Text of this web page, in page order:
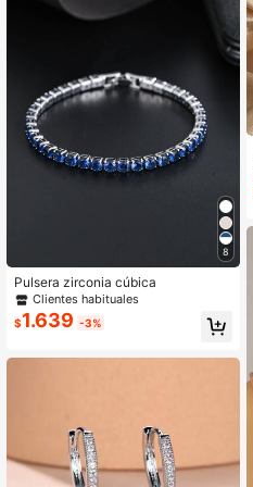
8
Pulsera zirconia cúbica
Clientes habituales
$1.639 -3%